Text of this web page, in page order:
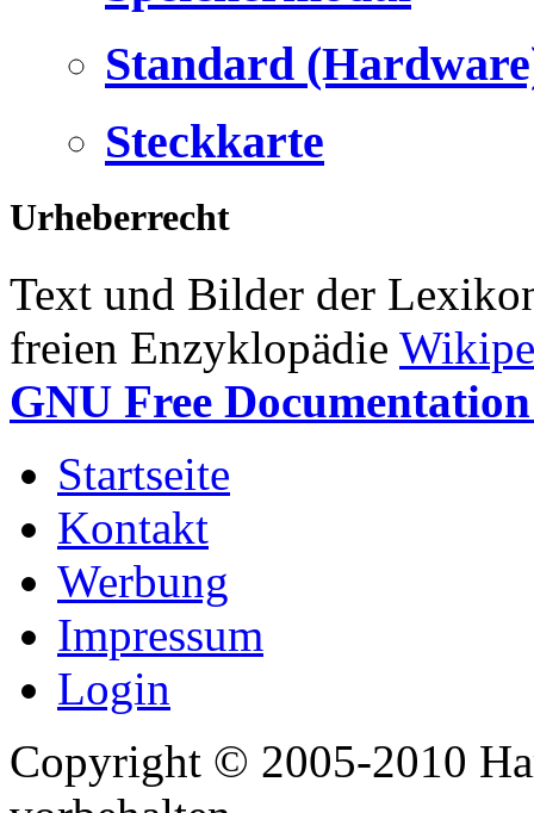
Standard
Steckkarte
Urheberrecht
Text und Bilder der
freien Enzyklopädie
GNU Free
Startseite
Kontakt
Werbung
Impressum
Login
Copyright © 2005-2010